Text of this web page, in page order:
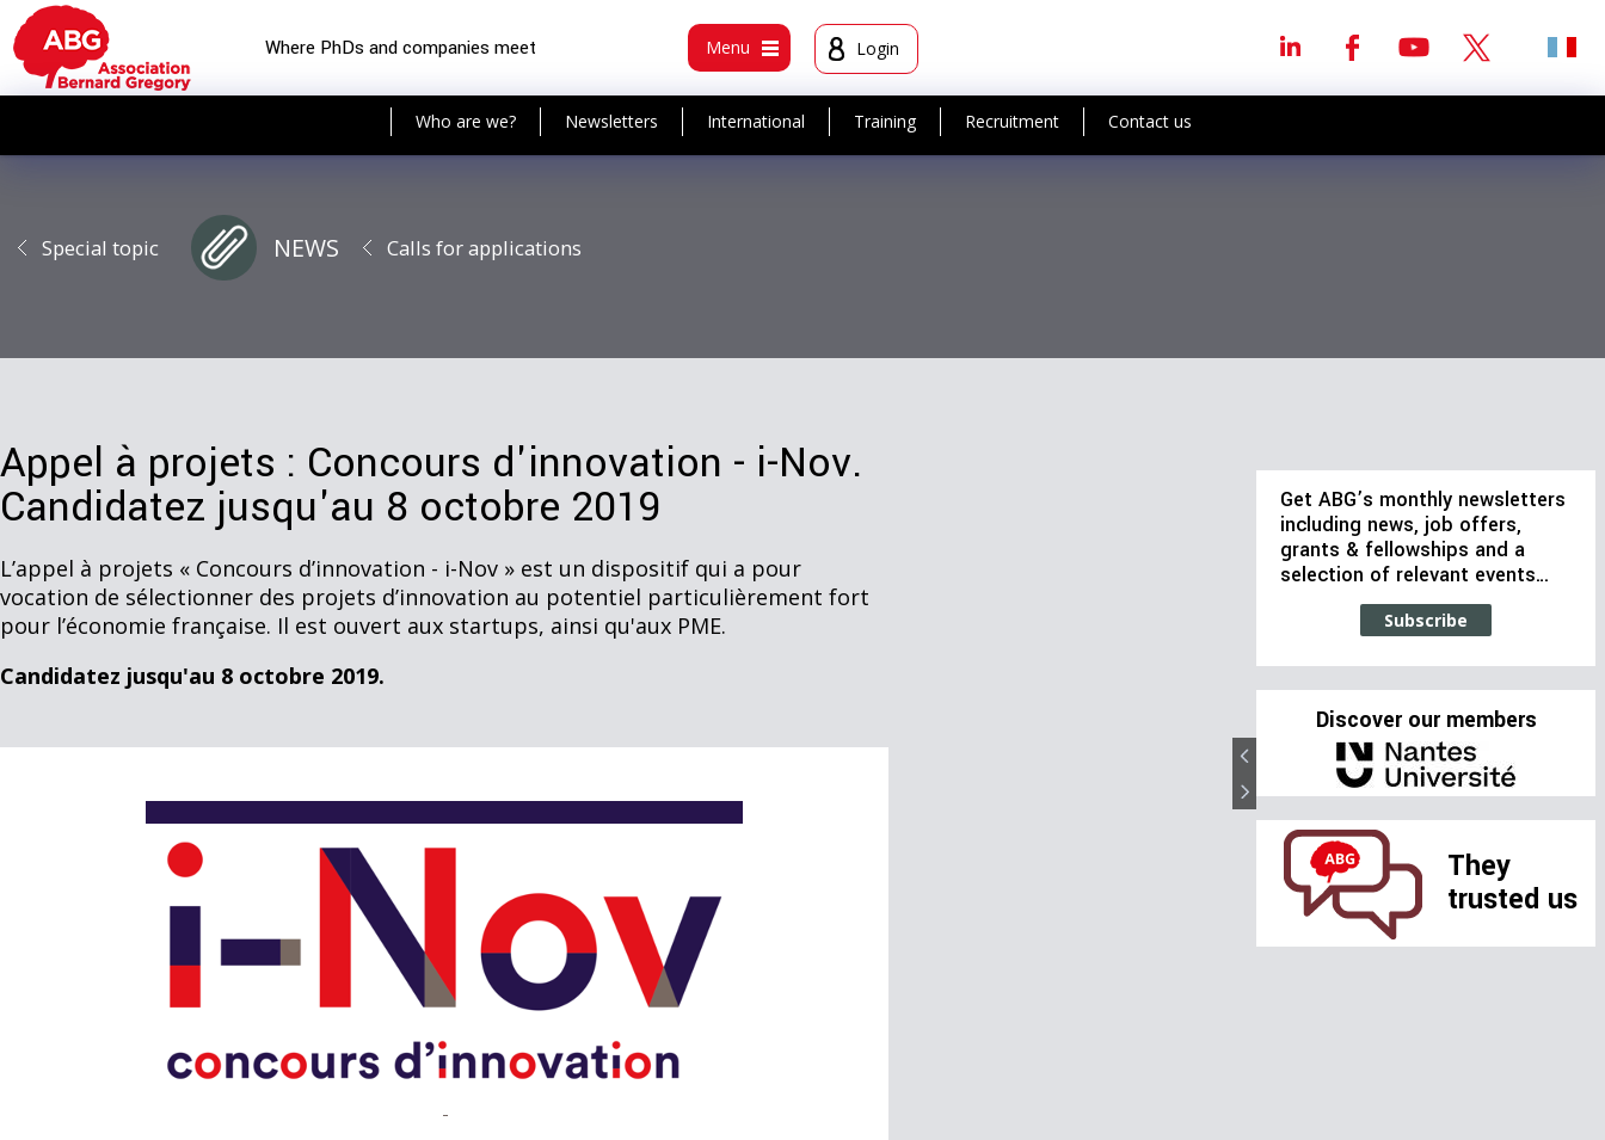
Where PhDs and companies meet Menu Login
Who are we? Newsletters International Training Recruitment Contact us
Special topic NEWS Calls for applications
Appel à projets : Concours d'innovation - i-Nov.
Candidatez jusqu'au 8 octobre 2019
L’appel à projets « Concours d’innovation - i-Nov » est un dispositif qui a pour
vocation de sélectionner des projets d’innovation au potentiel particulièrement fort
pour l’économie française. Il est ouvert aux startups, ainsi qu'aux PME.
Candidatez jusqu'au 8 octobre 2019.
Get ABG’s monthly newsletters
including news, job offers,
grants & fellowships and a
selection of relevant events…
Subscribe
Discover our members
They
trusted us